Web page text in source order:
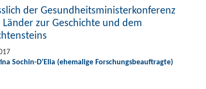
der Gesundheitsministerkonferenz
zur Geschichte und dem
Sochin-D’Elia (ehemalige Forschungsbeauftragte)